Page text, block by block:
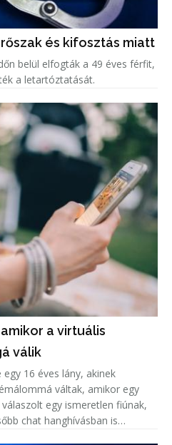
és kifosztás miatt
belül elfogták a 49 éves férfit,
a letartóztatását.
a virtuális
válik
16 éves lány, akinek
váltak, amikor egy
egy ismeretlen fiúnak,
chat hanghívásban is